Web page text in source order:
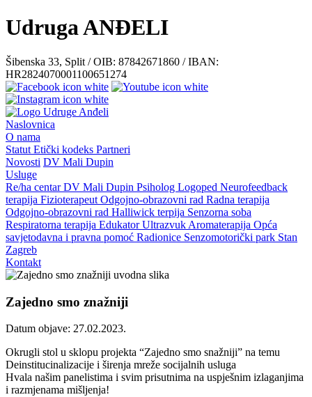
Udruga ANĐELI
Šibenska 33, Split / OIB: 87842671860 / IBAN:
HR2824070001100651274
Naslovnica
O nama
Statut Etički kodeks Partneri
Novosti DV Mali Dupin
Usluge
Re/ha centarDV Mali Dupin Psiholog Logoped Neurofeedback
terapija Fizioterapeut Odgojno-obrazovni rad Radna terapija
Odgojno-obrazovni rad Halliwick terpija Senzorna soba
Respiratorna terapija EdukatorUltrazvuk Aromaterapija Opća
savjetodavna i pravna pomoć Radionice Senzomotorički park Stan
Zagreb
Kontakt
Zajedno smo znažniji
Datum objave: 27.02.2023.
Okrugli stol u sklopu projekta “Zajedno smo snažniji” na temu
Deinstitucinalizacije i širenja mreže socijalnih usluga
Hvala našim panelistima i svim prisutnima na uspješnim izlaganjima
i razmjenama mišljenja!